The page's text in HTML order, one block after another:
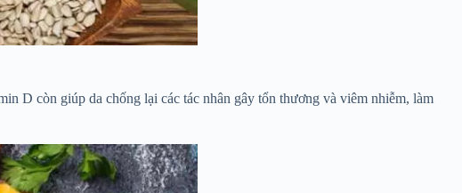
D còn giúp da chống lại các tác nhân gây tổn thương và viêm nhiễm, làm